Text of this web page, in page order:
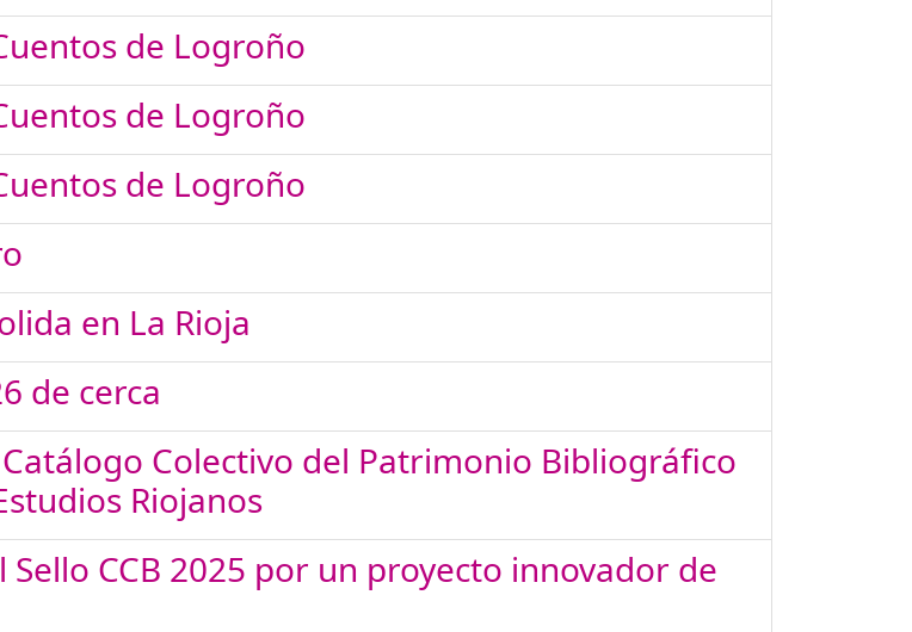
de Logroño
de Logroño
de Logroño
en La Rioja
de cerca
Colectivo del Patrimonio Bibliográfico
Riojanos
CCB 2025 por un proyecto innovador de